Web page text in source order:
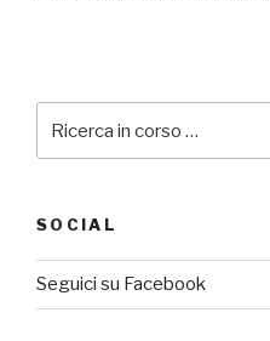
SOCIAL
Seguici su Facebook